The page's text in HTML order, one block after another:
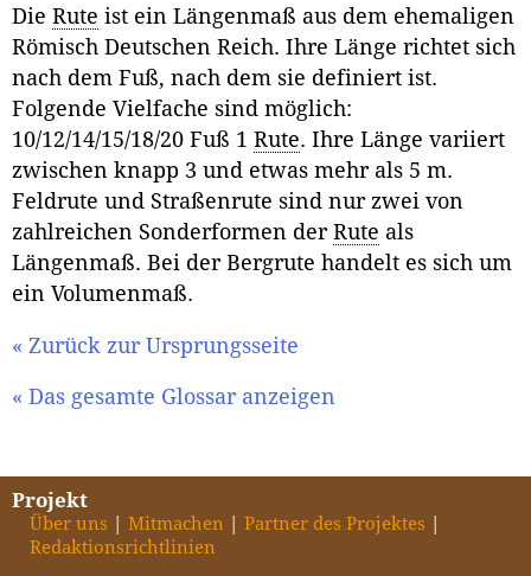
Die Rute ist ein Längenmaß aus dem ehemaligen
Römisch Deutschen Reich. Ihre Länge richtet sich
nach dem Fuß, nach dem sie definiert ist.
Folgende Vielfache sind möglich:
10/12/14/15/18/20 Fuß 1 Rute. Ihre Länge variiert
zwischen knapp 3 und etwas mehr als 5 m.
Feldrute und Straßenrute sind nur zwei von
zahlreichen Sonderformen der Rute als
Längenmaß. Bei der Bergrute handelt es sich um
ein Volumenmaß.
« Zurück zur Ursprungsseite
« Das gesamte Glossar anzeigen
Projekt
Über uns Mitmachen
Partner des Projektes
Redaktionsrichtlinien